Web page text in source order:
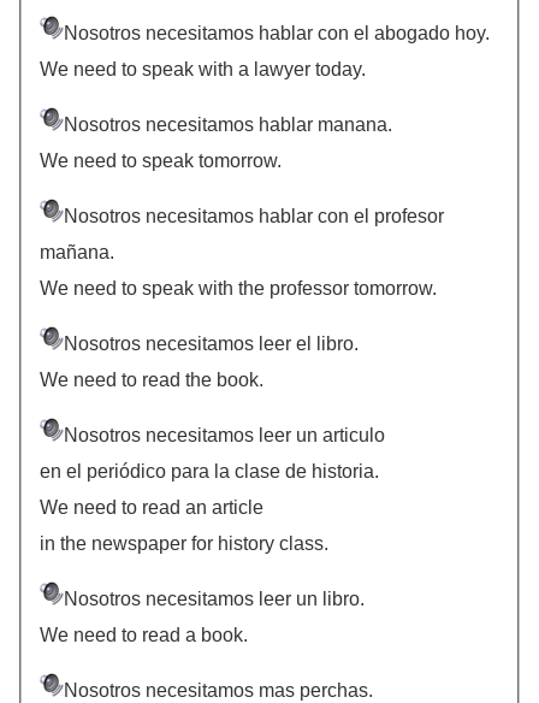
Nosotros necesitamos hablar con el abogado hoy.
We need to speak with a lawyer today.
Nosotros necesitamos hablar manana.
We need to speak tomorrow.
Nosotros necesitamos hablar con el profesor
mañana.
We need to speak with the professor tomorrow.
Nosotros necesitamos leer el libro.
We need to read the book.
Nosotros necesitamos leer un articulo
en el periódico para la clase de historia.
We need to read an article
in the newspaper for history class.
Nosotros necesitamos leer un libro.
We need to read a book.
Nosotros necesitamos mas perchas.